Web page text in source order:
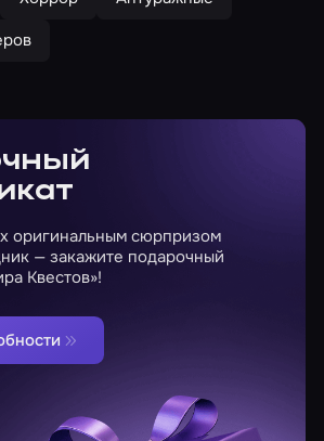
оригинальным сюрпризом
— закажите подарочный
Квестов»!